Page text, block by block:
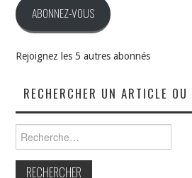
ABONNEZ-VOUS
Rejoignez les 5 autres abonnés
RECHERCHER UN ARTICLE